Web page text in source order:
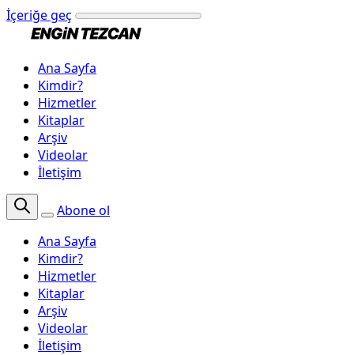
İçeriğe geç
Ana Sayfa
Kimdir?
Hizmetler
Kitaplar
Arşiv
Videolar
İletişim
Abone ol
Ana Sayfa
Kimdir?
Hizmetler
Kitaplar
Arşiv
Videolar
İletişim